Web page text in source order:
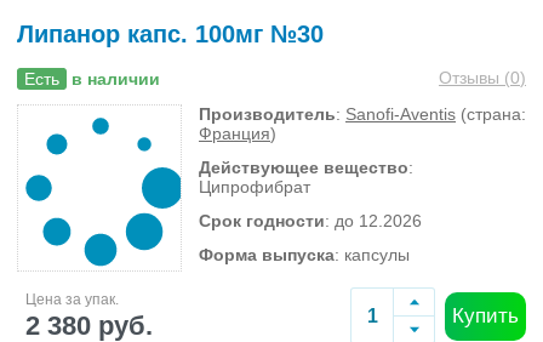
Липанор капс. 100мг №30
Есть в наличии Отзывы (0)
Производитель: Sanofi-Aventis (страна:
Франция)
Действующее вещество:
Ципрофибрат
Срок годности: до 12.2026
Форма выпуска: капсулы
Цена за упак.
2 380 руб. Купить